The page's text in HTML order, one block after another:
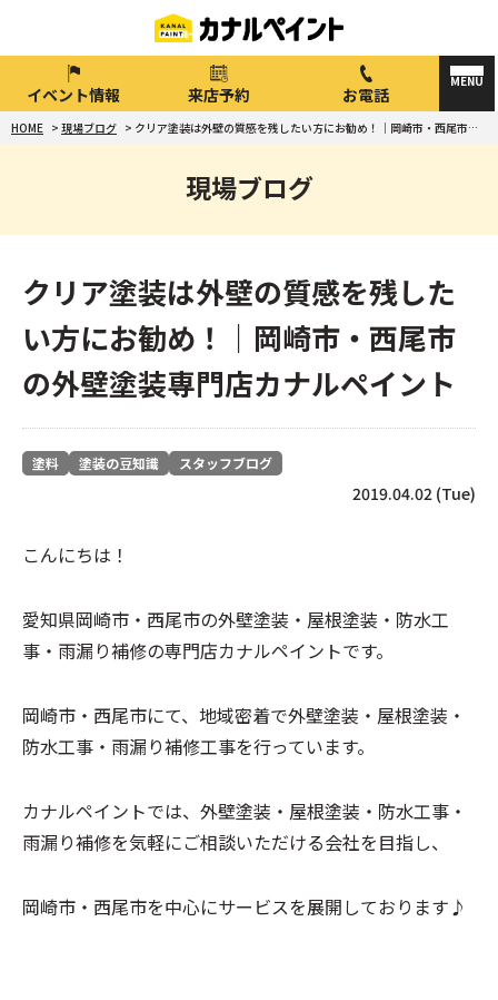
イベント情報 来店予約 お電話
HOME > 現場ブログ > クリア塗装は外壁の質感を残したい方にお勧め！｜岡崎市・西尾市の外壁塗装専門店カナルペイント
現場ブログ
クリア塗装は外壁の質感を残した
い方にお勧め！｜岡崎市・西尾市
の外壁塗装専門店カナルペイント
塗料 塗装の豆知識 スタッフブログ
2019.04.02 (Tue)
こんにちは！
愛知県岡崎市・西尾市の外壁塗装・屋根塗装・防水工
事・雨漏り補修の専門店カナルペイントです。
岡崎市・西尾市にて、地域密着で外壁塗装・屋根塗装・
防水工事・雨漏り補修工事を行っています。
カナルペイントでは、外壁塗装・屋根塗装・防水工事・
雨漏り補修を気軽にご相談いただける会社を目指し、
岡崎市・西尾市を中心にサービスを展開しております♪